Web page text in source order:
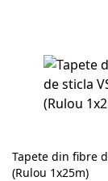
Tapete din fibre
(Rulou 1x25m)